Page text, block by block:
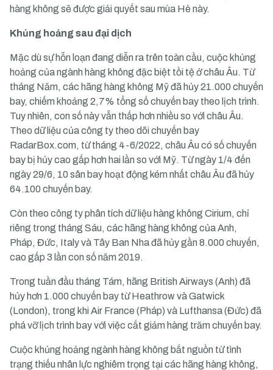
hàng không sẽ được giải quyết sau mùa Hè này.
Khủng hoảng sau đại dịch
Mặc dù sự hỗn loạn đang diễn ra trên toàn cầu, cuộc khủng
hoảng của ngành hàng không đặc biệt tồi tệ ở châu Âu. Từ
tháng Năm, các hãng hàng không Mỹ đã hủy 21.000 chuyến
bay, chiếm khoảng 2,7% tổng số chuyến bay theo lịch trình.
Tuy nhiên, con số này vẫn thấp hơn nhiều so với châu Âu.
Theo dữ liệu của công ty theo dõi chuyến bay
RadarBox.com, từ tháng 4-6/2022, châu Âu có số chuyến
bay bị hủy cao gấp hơn hai lần so với Mỹ. Từ ngày 1/4 đến
ngày 29/6, 10 sân bay hoạt động kém nhất châu Âu đã hủy
64.100 chuyến bay.
Còn theo công ty phân tích dữ liệu hàng không Cirium, chỉ
riêng trong tháng Sáu, các hãng hàng không của Anh,
Pháp, Đức, Italy và Tây Ban Nha đã hủy gần 8.000 chuyến,
cao gấp 3 lần con số năm 2019.
Trong tuần đầu tháng Tám, hãng British Airways (Anh) đã
hủy hơn 1.000 chuyến bay từ Heathrow và Gatwick
(London), trong khi Air France (Pháp) và Lufthansa (Đức) đã
phá vỡ lịch trình bay với việc cắt giảm hàng trăm chuyến bay.
Cuộc khủng hoảng ngành hàng không bắt nguồn từ tình
trạng thiếu nhân lực nghiêm trọng tại các hãng hàng không,